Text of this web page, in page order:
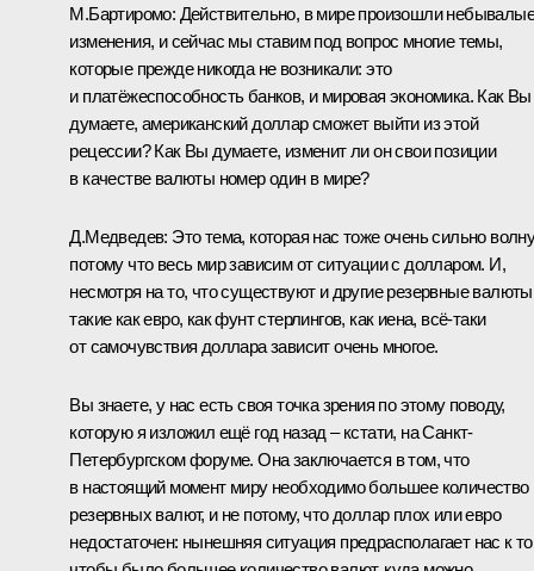
М.Бартиромо: Действительно, в мире произошли небывалые
изменения, и сейчас мы ставим под вопрос многие темы,
которые прежде никогда не возникали: это
и платёжеспособность банков, и мировая экономика. Как Вы
думаете, американский доллар сможет выйти из этой
рецессии? Как Вы думаете, изменит ли он свои позиции
в качестве валюты номер один в мире?
Д.Медведев: Это тема, которая нас тоже очень сильно
потому что весь мир зависим от ситуации с долларом. И,
несмотря на то, что существуют и другие резервные
такие как евро, как фунт стерлингов, как иена, всё‑таки
от самочувствия доллара зависит очень многое.
Вы знаете, у нас есть своя точка зрения по этому поводу,
которую я изложил ещё год назад – кстати, на Санкт-
Петербургском форуме. Она заключается в том, что
в настоящий момент миру необходимо большее количество
резервных валют, и не потому, что доллар плох или евро
недостаточен: нынешняя ситуация предрасполагает нас к